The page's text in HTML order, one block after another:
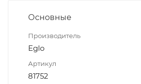
Основные
Производитель
Eglo
Артикул
81752